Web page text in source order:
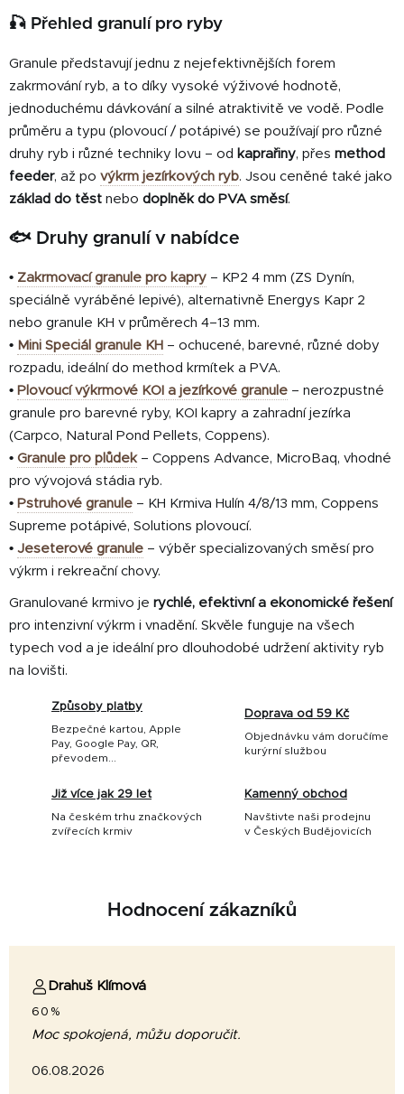
a
í
p
r
v
y
v
ý
p
i
u
v
í
🎣 Přehled granulí pro ryby
Granule představují jednu z nejefektivnějších forem
zakrmování ryb, a to díky vysoké výživové hodnotě,
jednoduchému dávkování a silné atraktivitě ve vodě. Podle
průměru a typu (plovoucí / potápivé) se používají pro různé
druhy ryb i různé techniky lovu – od kaprařiny, přes method
feeder, až po výkrm jezírkových ryb. Jsou ceněné také jako
základ do těst nebo doplněk do PVA směsí.
🐟 Druhy granulí v nabídce
• Zakrmovací granule pro kapry – KP2 4 mm (ZS Dynín,
speciálně vyráběné lepivé), alternativně Energys Kapr 2
nebo granule KH v průměrech 4–13 mm.
• Mini Speciál granule KH – ochucené, barevné, různé doby
rozpadu, ideální do method krmítek a PVA.
• Plovoucí výkrmové KOI a jezírkové granule – nerozpustné
granule pro barevné ryby, KOI kapry a zahradní jezírka
(Carpco, Natural Pond Pellets, Coppens).
• Granule pro plůdek– Coppens Advance, MicroBaq, vhodné
pro vývojová stádia ryb.
• Pstruhové granule – KH Krmiva Hulín 4/8/13 mm, Coppens
Supreme potápivé, Solutions plovoucí.
• Jeseterové granule – výběr specializovaných směsí pro
výkrm i rekreační chovy.
Granulované krmivo je rychlé, efektivní a ekonomické řešení
pro intenzivní výkrm i vnadění. Skvěle funguje na všech
typech vod a je ideální pro dlouhodobé udržení aktivity ryb
na lovišti.
Způsoby platby
Bezpečné kartou, Apple
Pay, Google Pay, QR,
převodem...
Doprava od 59 Kč
Objednávku vám doručíme
kurýrní službou
Již více jak 29 let
Na českém trhu značkových
zvířecích krmiv
Kamenný obchod
Navštivte naši prodejnu
v Českých Budějovicích
Hodnocení zákazníků
Drahuš Klímová
60%
Moc spokojená, můžu doporučit.
06.08.2026